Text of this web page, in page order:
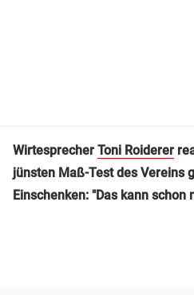
Wirtesprecher Toni Roiderer
jünsten Maß-Test des Vereins
Einschenken: "Das kann schon